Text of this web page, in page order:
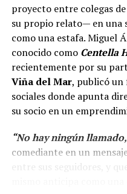
proyecto entre colegas
su propio relato— en una
como una estafa. Miguel
conocido como Centella
recientemente por su
Viña del Mar, publicó un
sociales donde apunta
su socio en un
“No hay ningún
comediante en un
entre sus seguidores, y